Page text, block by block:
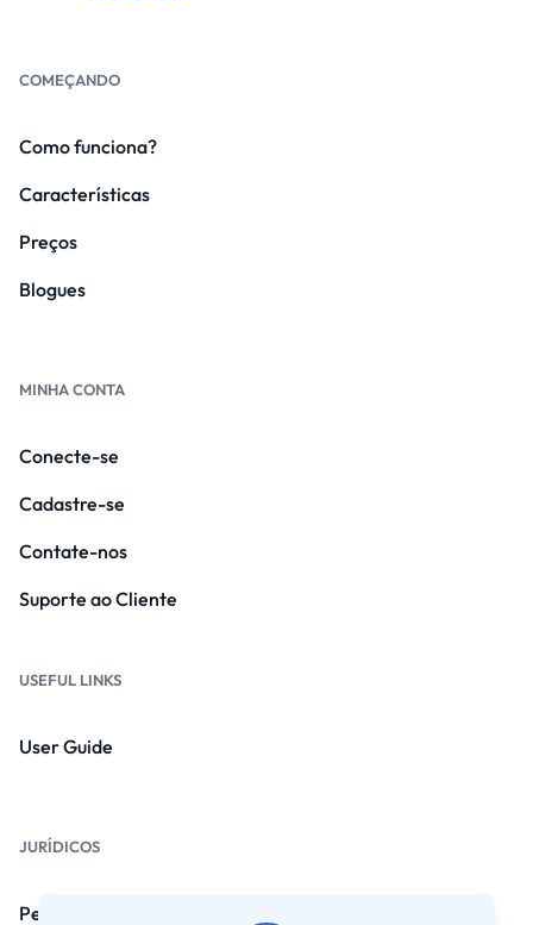
COMEÇANDO
Como funciona?
Características
Preços
Blogues
MINHA CONTA
Conecte-se
Cadastre-se
Contate-nos
Suporte ao Cliente
USEFUL LINKS
User Guide
JURÍDICOS
Perguntas frequentes